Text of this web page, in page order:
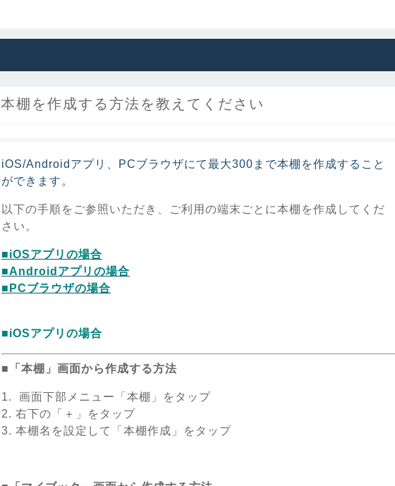
本棚を作成する方法を教えてください
iOS/Androidアプリ、PCブラウザにて最大300まで本棚を作成すること
ができます。
以下の手順をご参照いただき、ご利用の端末ごとに本棚を作成してくだ
さい。
■iOSアプリの場合
■Androidアプリの場合
■PCブラウザの場合
■iOSアプリの場合
■「本棚」画面から作成する方法
1. 画面下部メニュー「本棚」をタップ
2. 右下の「＋」をタップ
3. 本棚名を設定して「本棚作成」をタップ